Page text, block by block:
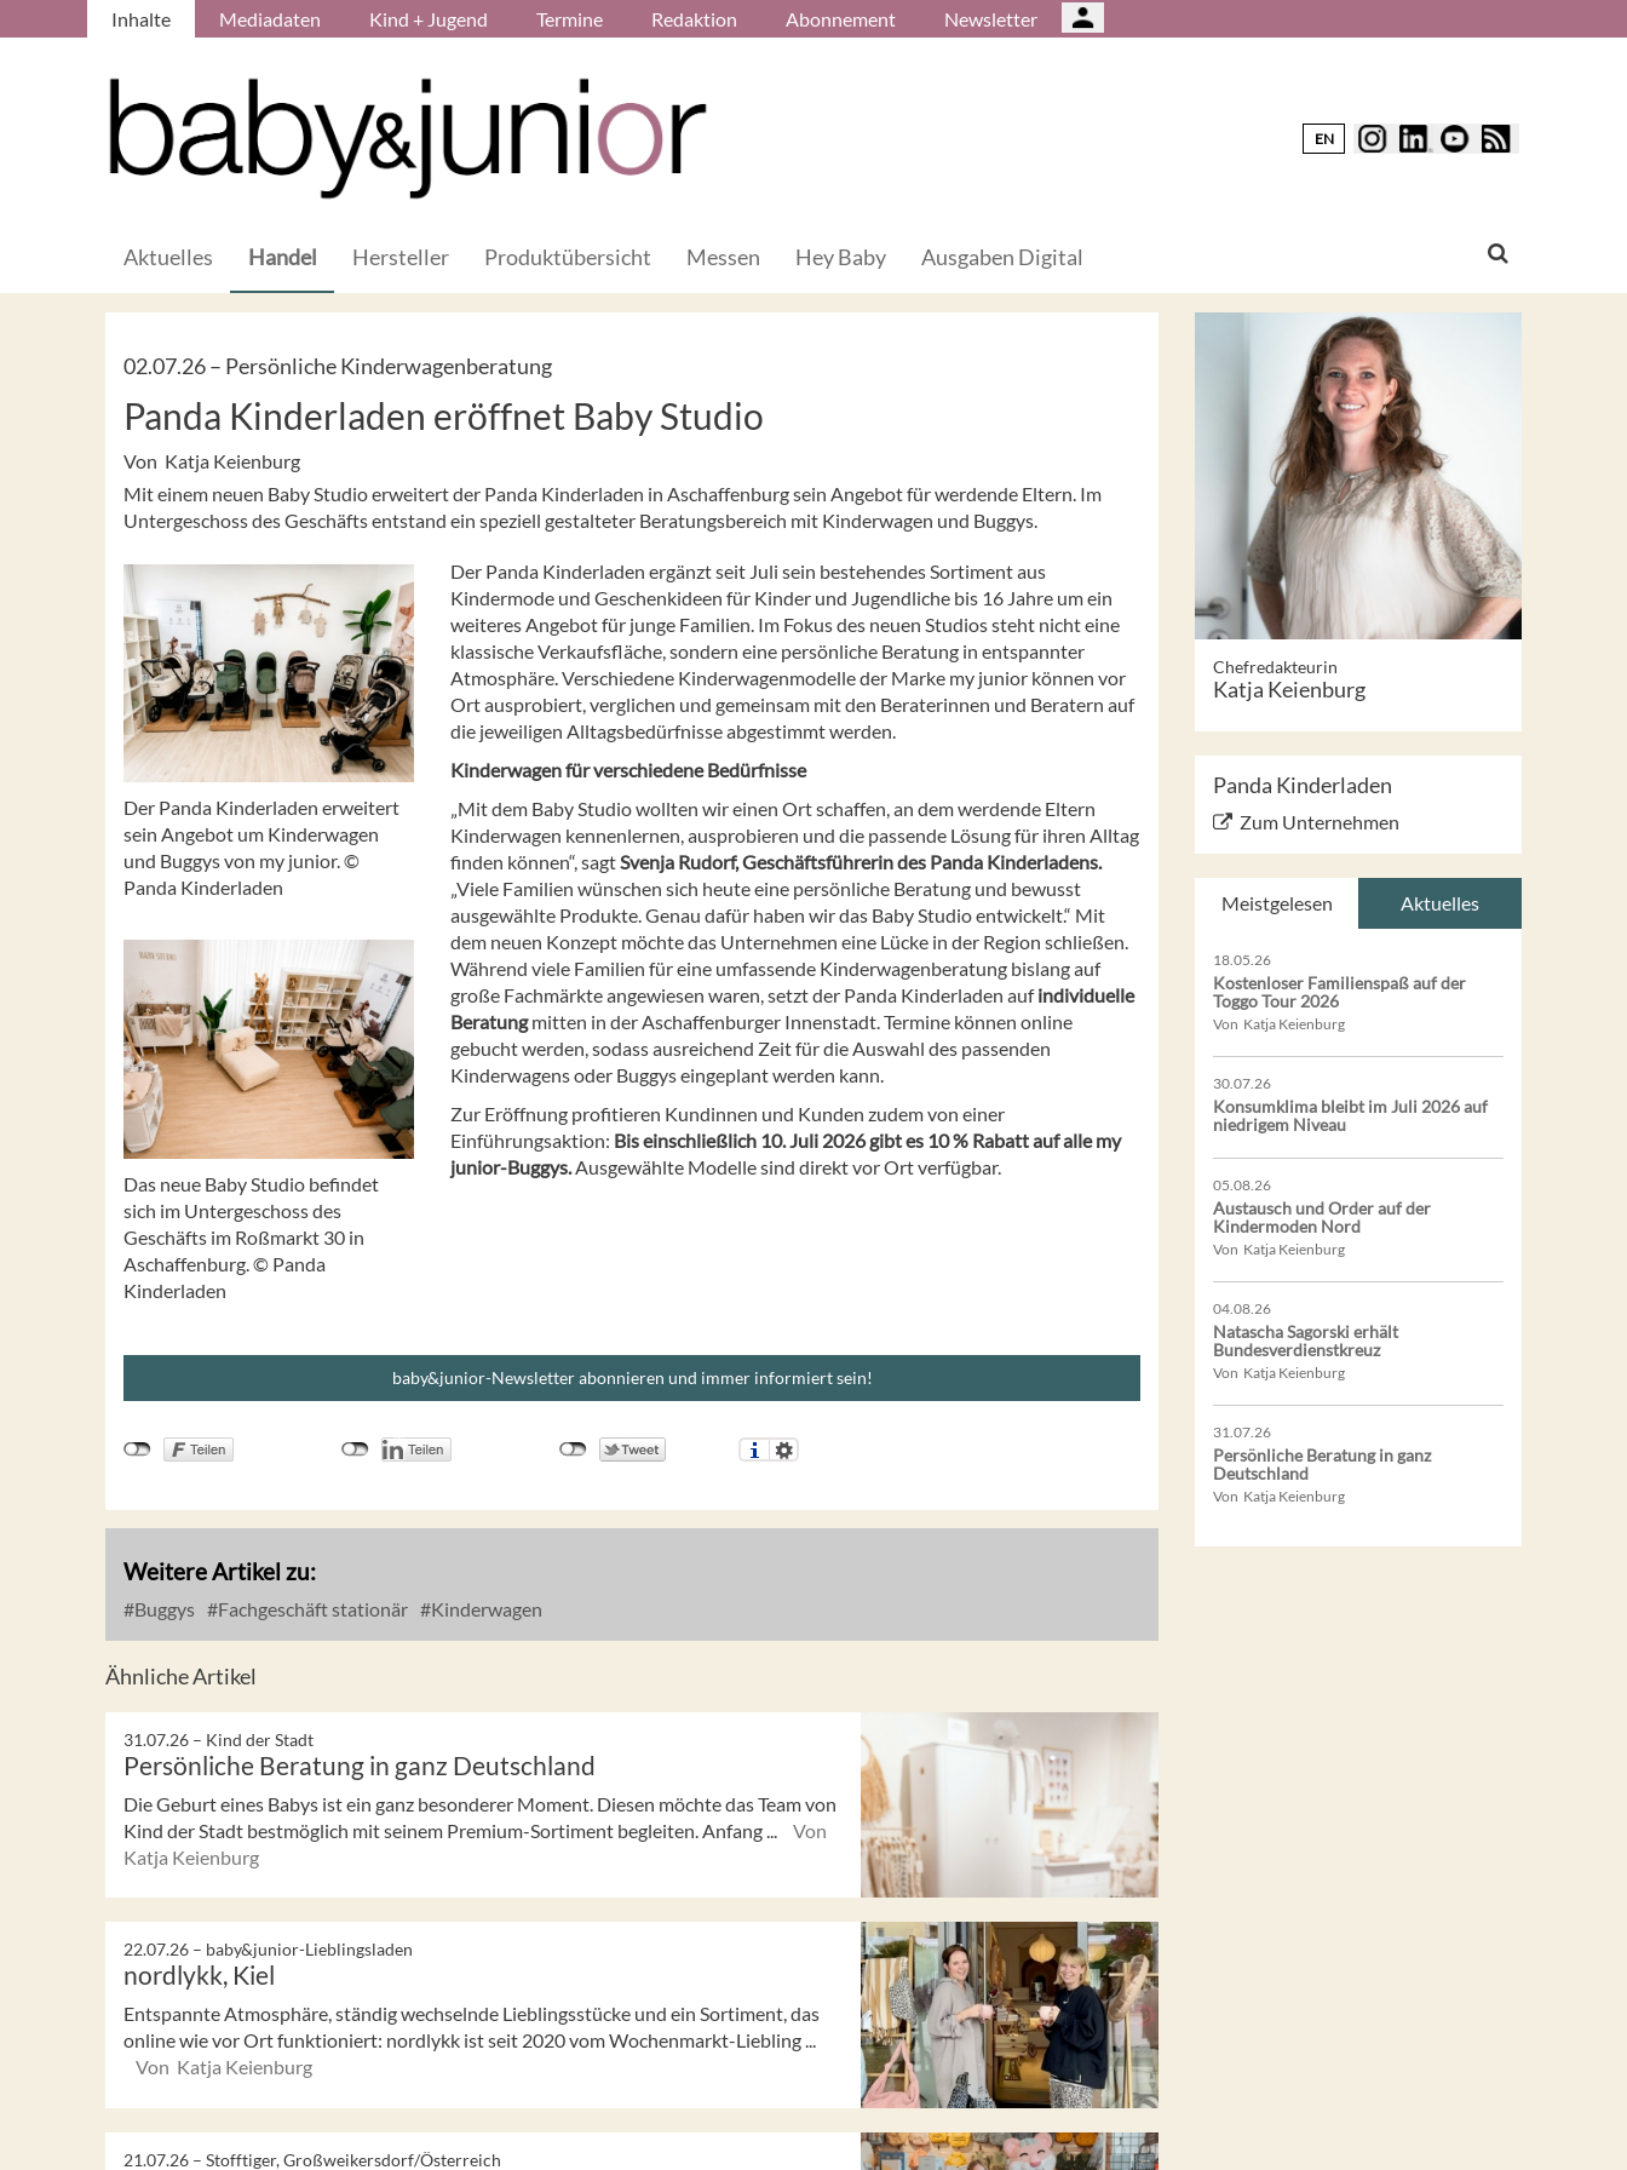
Inhalte Mediadaten Kind + Jugend Termine Redaktion Abonnement Newsletter
EN
Aktuelles Handel Hersteller Produktübersicht Messen Hey Baby Ausgaben Digital
02.07.26 – Persönliche Kinderwagenberatung
Panda Kinderladen eröffnet Baby Studio
Von Katja Keienburg
Mit einem neuen Baby Studio erweitert der Panda Kinderladen in Aschaffenburg sein Angebot für werdende Eltern. Im
Untergeschoss des Geschäfts entstand ein speziell gestalteter Beratungsbereich mit Kinderwagen und Buggys.
Der Panda Kinderladen erweitert
sein Angebot um Kinderwagen
und Buggys von my junior. ©
Panda Kinderladen
Das neue Baby Studio befindet
sich im Untergeschoss des
Geschäfts im Roßmarkt 30 in
Aschaffenburg. © Panda
Kinderladen
Der Panda Kinderladen ergänzt seit Juli sein bestehendes Sortiment aus
Kindermode und Geschenkideen für Kinder und Jugendliche bis 16 Jahre um ein
weiteres Angebot für junge Familien. Im Fokus des neuen Studios steht nicht eine
klassische Verkaufsfläche, sondern eine persönliche Beratung in entspannter
Atmosphäre. Verschiedene Kinderwagenmodelle der Marke my junior können vor
Ort ausprobiert, verglichen und gemeinsam mit den Beraterinnen und Beratern auf
die jeweiligen Alltagsbedürfnisse abgestimmt werden.
Kinderwagen für verschiedene Bedürfnisse
„Mit dem Baby Studio wollten wir einen Ort schaffen, an dem werdende Eltern
Kinderwagen kennenlernen, ausprobieren und die passende Lösung für ihren Alltag
finden können“, sagtSvenja Rudorf, Geschäftsführerin des Panda Kinderladens.
„Viele Familien wünschen sich heute eine persönliche Beratung und bewusst
ausgewählte Produkte. Genau dafür haben wir das Baby Studio entwickelt.“ Mit
dem neuen Konzept möchte das Unternehmen eine Lücke in der Region schließen.
Während viele Familien für eine umfassende Kinderwagenberatung bislang auf
große Fachmärkte angewiesen waren, setzt der Panda Kinderladen aufindividuelle
Beratungmitten in der Aschaffenburger Innenstadt. Termine können online
gebucht werden, sodass ausreichend Zeit für die Auswahl des passenden
Kinderwagens oder Buggys eingeplant werden kann.
Zur Eröffnung profitieren Kundinnen und Kunden zudem von einer
Einführungsaktion: Bis einschließlich 10. Juli 2026 gibt es 10 % Rabatt auf alle my
junior-Buggys.Ausgewählte Modelle sind direkt vor Ort verfügbar.
baby&junior-Newsletter abonnieren und immer informiert sein!
Weitere Artikel zu:
Buggys Fachgeschäft stationär Kinderwagen
Ähnliche Artikel
31.07.26 – Kind der Stadt
Persönliche Beratung in ganz Deutschland
Die Geburt eines Babys ist ein ganz besonderer Moment. Diesen möchte das Team von
Kind der Stadt bestmöglich mit seinem Premium-Sortiment begleiten. Anfang ...
Von
Katja Keienburg
22.07.26 – baby&junior-Lieblingsladen
nordlykk, Kiel
Entspannte Atmosphäre, ständig wechselnde Lieblingsstücke und ein Sortiment, das
online wie vor Ort funktioniert: nordlykk ist seit 2020 vom Wochenmarkt-Liebling ...
Von Katja Keienburg
21.07.26 – Stofftiger, Großweikersdorf/Österreich
Chefredakteurin
Katja Keienburg
Panda Kinderladen
Zum Unternehmen
Meistgelesen Aktuelles
18.05.26
Kostenloser Familienspaß auf der
Toggo Tour 2026
Von Katja Keienburg
30.07.26
Konsumklima bleibt im Juli 2026 auf
niedrigem Niveau
05.08.26
Austausch und Order auf der
Kindermoden Nord
Von Katja Keienburg
04.08.26
Natascha Sagorski erhält
Bundesverdienstkreuz
Von Katja Keienburg
31.07.26
Persönliche Beratung in ganz
Deutschland
Von Katja Keienburg